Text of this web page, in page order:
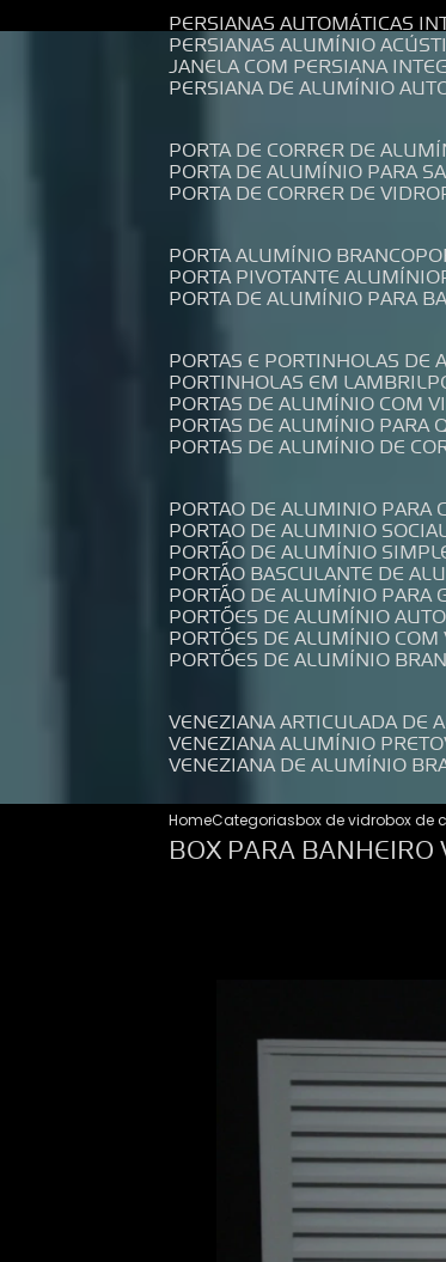
PERSIANAS AUTOMÁTICAS
PERSIANAS ALUMÍNIO
JANELA COM PERSIANA
PERSIANA DE ALUMÍNIO
PORTA DE CORRER DE
PORTA DE ALUMÍNIO PARA
PORTA DE CORRER DE VIDRO
PORTA ALUMÍNIO BRANCO
PORTA PIVOTANTE ALUMÍNIO
PORTA DE ALUMÍNIO PARA
PORTAS E PORTINHOLAS
PORTINHOLAS EM LAMBRIL
PORTAS DE ALUMÍNIO COM
PORTAS DE ALUMÍNIO PARA
PORTAS DE ALUMÍNIO DE
PORTAO DE ALUMINIO
PORTAO DE ALUMINIO
PORTÃO DE ALUMÍNIO
PORTÃO BASCULANTE DE
PORTÃO DE ALUMÍNIO PARA
PORTÕES DE ALUMÍNIO
PORTÕES DE ALUMÍNIO
PORTÕES DE ALUMÍNIO
VENEZIANA ARTICULADA DE
VENEZIANA ALUMÍNIO PRETO
VENEZIANA DE ALUMÍNIO
HomeCategoriasbox de vidrobox de
BOX PARA BANHEIRO